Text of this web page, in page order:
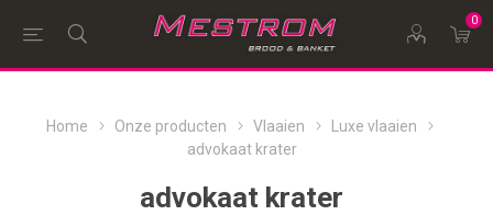
0
Home Onze producten Vlaaien
Luxe vlaaien
advokaat krater
advokaat krater